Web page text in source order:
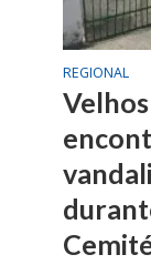
REGIONAL